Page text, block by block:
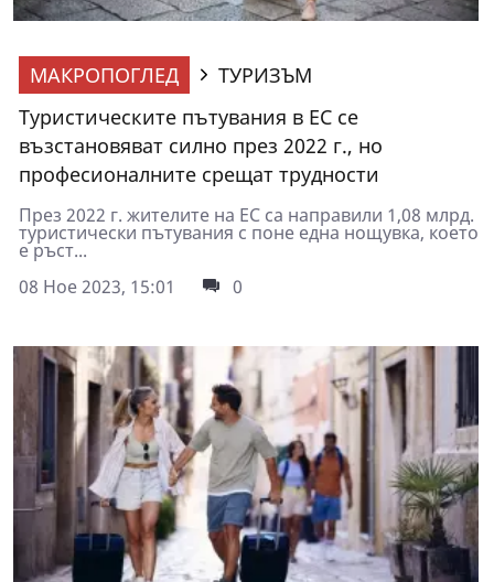
МАКРОПОГЛЕД
ТУРИЗЪМ
Туристическите пътувания в ЕС се
възстановяват силно през 2022 г., но
професионалните срещат трудности
През 2022 г. жителите на ЕС са направили 1,08 млрд.
туристически пътувания с поне една нощувка, което
е ръст...
08 Ное 2023, 15:01
0